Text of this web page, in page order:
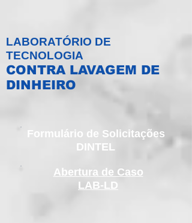
LABORATÓRIO DE
TECNOLOGIA
CONTRA LAVAGEM DE
DINHEIRO
Formulário de Solicitações
DINTEL
Abertura de Caso
LAB-LD